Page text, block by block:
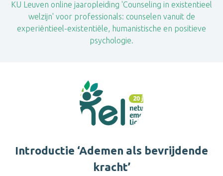
KU Leuven online jaaropleiding 'Counseling in existentieel
welzijn' voor professionals: counselen vanuit de
experiëntieel-existentiële, humanistische en positieve
psychologie.
Introductie ‘Ademen als bevrijdende
kracht’